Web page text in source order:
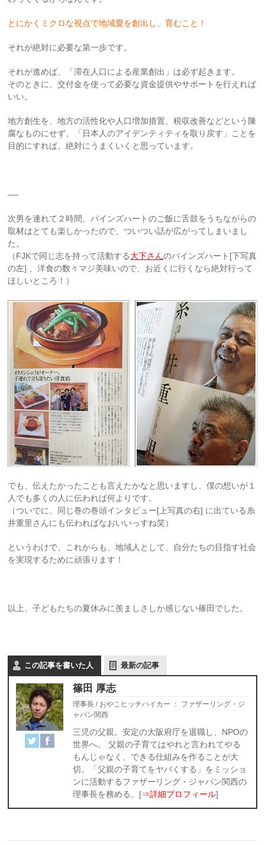
とにかくミクロな視点で地域愛を創出し、育むこと！
それが絶対に必要な第一歩です。
それが進めば、「滞在人口による産業創出」は必ず起きます。
そのときに、交付金を使って必要な資金提供やサポートを行えれば
いい。
地方創生を、地方の活性化や人口増加措置、税収改善などという陳
腐なものにせず、「日本人のアイデンティティを取り戻す」ことを
目的にすれば、絶対にうまくいくと思っています。
—-
次男を連れて２時間、パインズハートのご飯に舌鼓をうちながらの
取材はとても楽しかったので、ついつい話が広がってしまいまし
た。
（FJKで同じ志を持って活動する大下さんのパインズハート [下写真
の左]
、洋食の数々マジ美味いので、お近くに行くなら絶対行って
ほしいところ！）
でも、伝えたかったことも言えたかなと思いますし、僕の想いが１
人でも多くの人に伝われば何よりです。
（ついでに、同じ巻の巻頭インタビュー[上写真の右] に出ている糸
井重里さんにも伝わればなおいいっすね笑）
というわけで、これからも、地域人として、自分たちの目指す社会
を実現するために頑張ります！
以上、子どもたちの夏休みに羨ましさしか感じない篠田でした。
この記事を書いた人 最新の記事
篠田 厚志
理事長 / おやこヒッチハイカー ： ファザーリング・ジ
ャパン関西
三児の父親。安定の大阪府庁を退職し、NPOの
世界へ。 父親の子育てはやれと言われてやる
もんじゃなく、できる仕組みを作ることが大
切。「父親の子育てをヤバくする」をミッショ
ンに活動するファザーリング・ジャパン関西の
理事長を務める。[⇒詳細プロフィール]